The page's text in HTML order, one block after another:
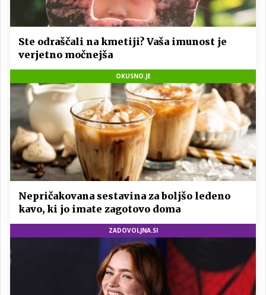
Ste odraščali na kmetiji? Vaša imunost je
verjetno močnejša
OKUSNO.JE
Nepričakovana sestavina za boljšo ledeno
kavo, ki jo imate zagotovo doma
ZADOVOLJNA.SI